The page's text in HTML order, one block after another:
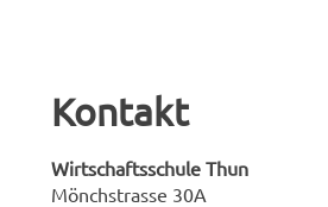
Kontakt
Wirtschaftsschule Thun
Mönchstrasse 30A